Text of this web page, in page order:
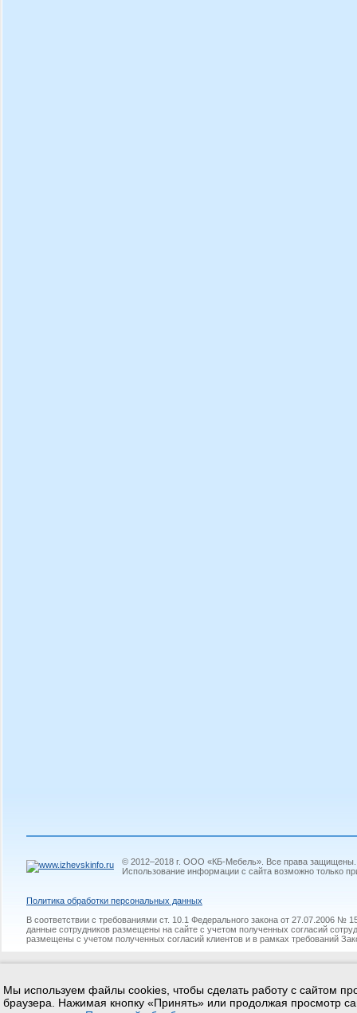
© 2012–2018 г. ООО «КБ-Мебель». Все права защищены.
Использование информации с сайта возможно только
Политикa обработки персональных данных
В соответствии с требованиями ст. 10.1 Федерального закона от 27.07.2006
данные сотрудников размещены на сайте с учетом полученных согласий
размещены с учетом полученных согласий клиентов и в рамках требований
Мы используем файлы cookies, чтобы сделать работу с сайтом
браузера. Нажимая кнопку «Принять» или продолжая просмотр